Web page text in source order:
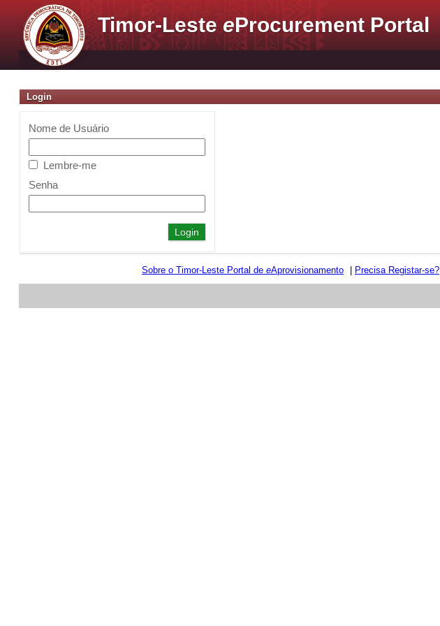
Timor-LesteeProcurement Portal
Login
Nome de Usuário
Lembre-me
Senha
Sobre o Timor-Leste Portal de eAprovisionamento Precisa Registar-se?